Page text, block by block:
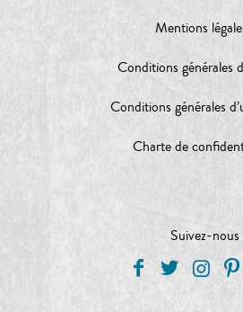
Mentions
Conditions générales
Conditions générales
Charte de
Suivez-nous